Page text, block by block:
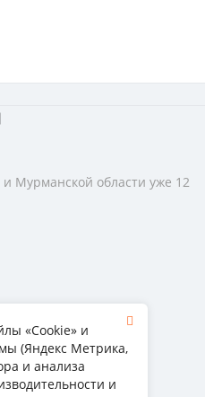
Мурманской области уже 12
Вопрос-ответ
Обмен и возврат
«Cookie» и
(Яндекс Метрика,
и анализа
и